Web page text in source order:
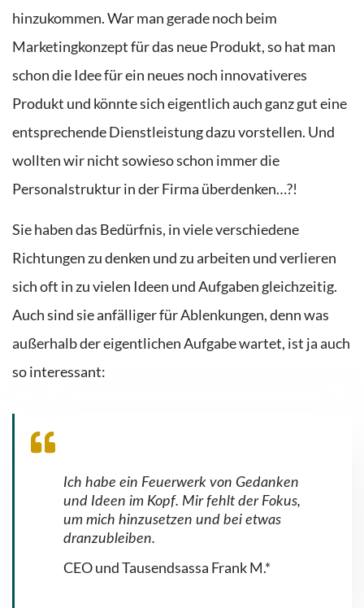
hinzukommen. War man gerade noch beim
Marketingkonzept für das neue Produkt, so hat man
schon die Idee für ein neues noch innovativeres
Produkt und könnte sich eigentlich auch ganz gut eine
entsprechende Dienstleistung dazu vorstellen. Und
wollten wir nicht sowieso schon immer die
Personalstruktur in der Firma überdenken…?!
Sie haben das Bedürfnis, in viele verschiedene
Richtungen zu denken und zu arbeiten und verlieren
sich oft in zu vielen Ideen und Aufgaben gleichzeitig.
Auch sind sie anfälliger für Ablenkungen, denn was
außerhalb der eigentlichen Aufgabe wartet, ist ja auch
so interessant:
Ich habe ein Feuerwerk von Gedanken
und Ideen im Kopf. Mir fehlt der Fokus,
um mich hinzusetzen und bei etwas
dranzubleiben.
CEO und Tausendsassa Frank M.*